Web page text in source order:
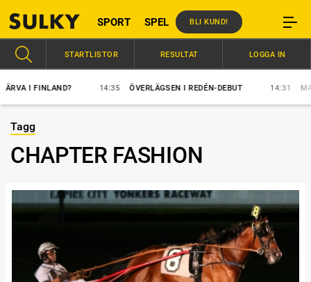
SPORT SPEL BLI KUND!
I FINLAND? 14:35 ÖVERLÄGSEN I REDÉN-DEBUT 14:31
STARTLISTOR RESULTAT LOGGA IN
Tagg
CHAPTER FASHION